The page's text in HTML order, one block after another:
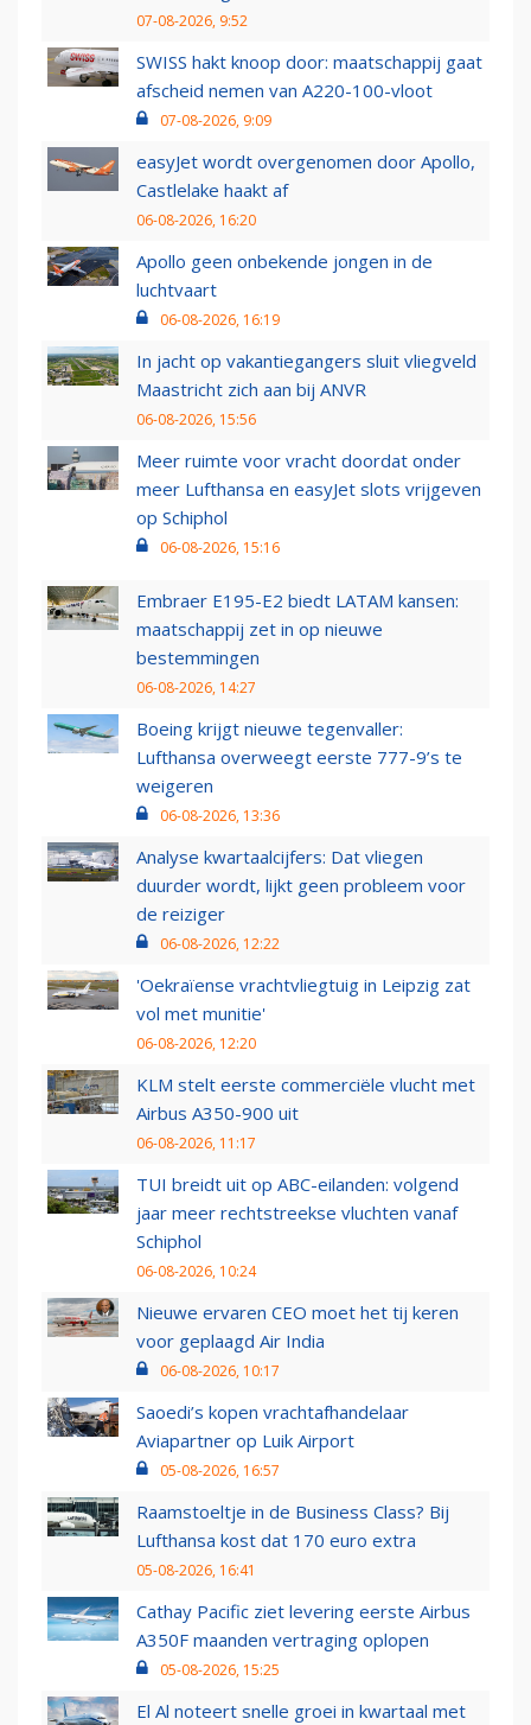
07-08-2026, 9:52
SWISS hakt knoop door: maatschappij gaat
afscheid nemen van A220-100-vloot
07-08-2026, 9:09
easyJet wordt overgenomen door Apollo,
Castlelake haakt af
06-08-2026, 16:20
Apollo geen onbekende jongen in de
luchtvaart
06-08-2026, 16:19
In jacht op vakantiegangers sluit vliegveld
Maastricht zich aan bij ANVR
06-08-2026, 15:56
Meer ruimte voor vracht doordat onder
meer Lufthansa en easyJet slots vrijgeven
op Schiphol
06-08-2026, 15:16
Embraer E195-E2 biedt LATAM kansen:
maatschappij zet in op nieuwe
bestemmingen
06-08-2026, 14:27
Boeing krijgt nieuwe tegenvaller:
Lufthansa overweegt eerste 777-9’s te
weigeren
06-08-2026, 13:36
Analyse kwartaalcijfers: Dat vliegen
duurder wordt, lijkt geen probleem voor
de reiziger
06-08-2026, 12:22
'Oekraïense vrachtvliegtuig in Leipzig zat
vol met munitie'
06-08-2026, 12:20
KLM stelt eerste commerciële vlucht met
Airbus A350-900 uit
06-08-2026, 11:17
TUI breidt uit op ABC-eilanden: volgend
jaar meer rechtstreekse vluchten vanaf
Schiphol
06-08-2026, 10:24
Nieuwe ervaren CEO moet het tij keren
voor geplaagd Air India
06-08-2026, 10:17
Saoedi’s kopen vrachtafhandelaar
Aviapartner op Luik Airport
05-08-2026, 16:57
Raamstoeltje in de Business Class? Bij
Lufthansa kost dat 170 euro extra
05-08-2026, 16:41
Cathay Pacific ziet levering eerste Airbus
A350F maanden vertraging oplopen
05-08-2026, 15:25
El Al noteert snelle groei in kwartaal met